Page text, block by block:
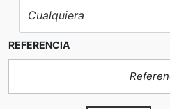
REFERENCIA